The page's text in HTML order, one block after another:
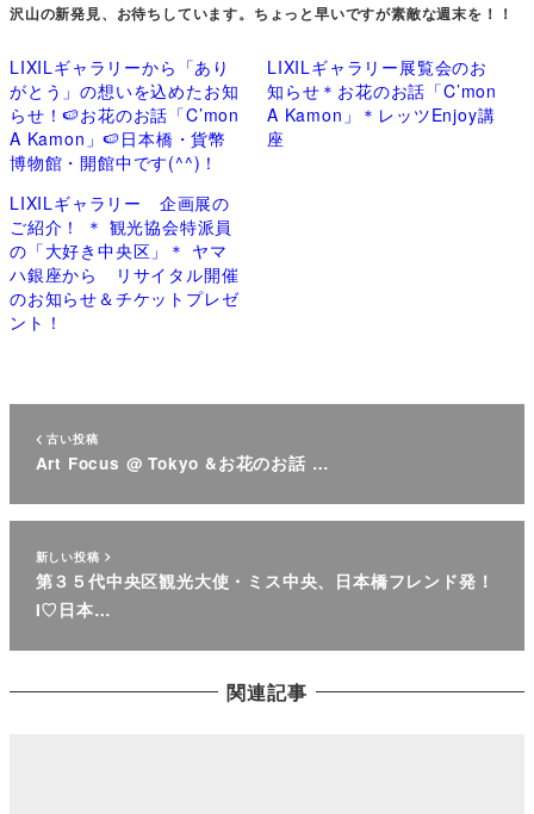
沢山の新発見、お待ちしています。ちょっと早いですが素敵な週末を！！
LIXILギャラリーから「あり
がとう」の想いを込めたお知
らせ！🍉お花のお話「C’mon
A Kamon」🍉日本橋・貨幣
博物館・開館中です(^^)！
LIXILギャラリー展覧会のお
知らせ＊お花のお話「C’mon
A Kamon」＊レッツEnjoy講
座
LIXILギャラリー 企画展の
ご紹介！ ＊ 観光協会特派員
の「大好き中央区」＊ ヤマ
ハ銀座から リサイタル開催
のお知らせ＆チケットプレゼ
ント！
古い投稿
Art Focus @ Tokyo &お花のお話 …
新しい投稿
第３５代中央区観光大使・ミス中央、日本橋フレンド発！
I♡日本…
関連記事